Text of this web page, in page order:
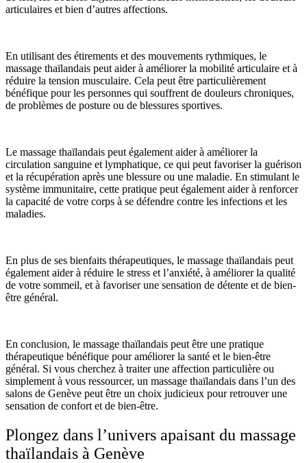
articulaires et bien d’autres affections.
En utilisant des étirements et des mouvements rythmiques, le
massage thaïlandais peut aider à améliorer la mobilité articulaire et à
réduire la tension musculaire. Cela peut être particulièrement
bénéfique pour les personnes qui souffrent de douleurs chroniques,
de problèmes de posture ou de blessures sportives.
Le massage thaïlandais peut également aider à améliorer la
circulation sanguine et lymphatique, ce qui peut favoriser la guérison
et la récupération après une blessure ou une maladie. En stimulant le
système immunitaire, cette pratique peut également aider à renforcer
la capacité de votre corps à se défendre contre les infections et les
maladies.
En plus de ses bienfaits thérapeutiques, le massage thaïlandais peut
également aider à réduire le stress et l’anxiété, à améliorer la qualité
de votre sommeil, et à favoriser une sensation de détente et de bien-
être général.
En conclusion, le massage thaïlandais peut être une pratique
thérapeutique bénéfique pour améliorer la santé et le bien-être
général. Si vous cherchez à traiter une affection particulière ou
simplement à vous ressourcer, un massage thaïlandais dans l’un des
salons de Genève peut être un choix judicieux pour retrouver une
sensation de confort et de bien-être.
Plongez dans l’univers apaisant du massage
thaïlandais à Genève